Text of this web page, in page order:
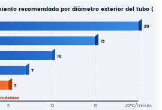
recomendada por diámetro exterior del tubo
5 10 15 20°C/minuto
20
15
10
7
5